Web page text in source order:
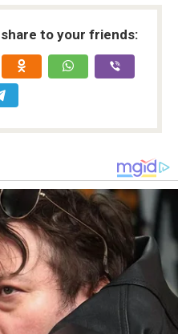
to your friends: